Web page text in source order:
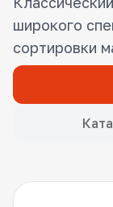
широкого
сортировки